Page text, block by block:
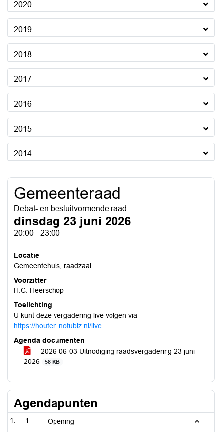
2020
2019
2018
2017
2016
2015
2014
Gemeenteraad
Debat- en besluitvormende raad
dinsdag 23 juni 2026
20:00 - 23:00
Locatie
Gemeentehuis, raadzaal
Voorzitter
H.C. Heerschop
Toelichting
U kunt deze vergadering live volgen via
https://houten.notubiz.nl/live
Agenda documenten
2026-06-03 Uitnodiging raadsvergadering 23 juni
2026
58 KB
Agendapunten
1 Opening